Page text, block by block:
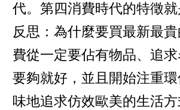
代。第四消費時代的特徵
反思：為什麼要買最新最
費從一定要佔有物品、追
要夠就好，並且開始注重
味地追求仿效歐美的生活